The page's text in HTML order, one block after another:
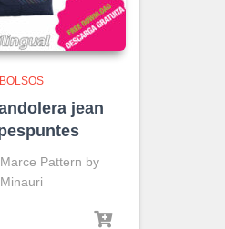
BOLSOS
jean
Pattern by
Minauri